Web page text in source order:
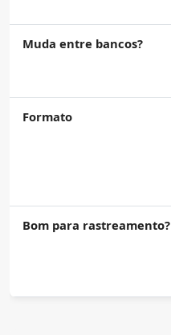
Muda entre bancos?
Formato
Bom para rastreamento?